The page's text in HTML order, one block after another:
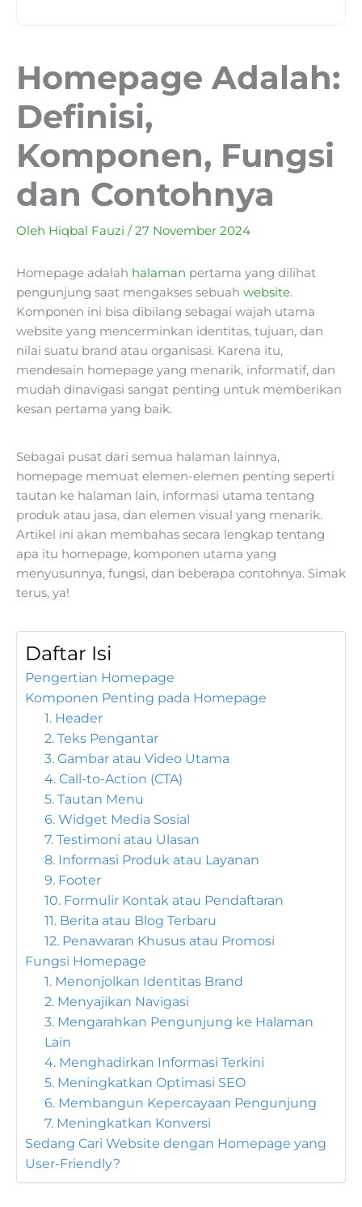
Homepage Adalah:
Definisi,
Komponen, Fungsi
dan Contohnya
Oleh Hiqbal Fauzi /27 November 2024
Homepage adalah halaman pertama yang dilihat
pengunjung saat mengakses sebuah website.
Komponen ini bisa dibilang sebagai wajah utama
website yang mencerminkan identitas, tujuan, dan
nilai suatu brand atau organisasi. Karena itu,
mendesain homepage yang menarik, informatif, dan
mudah dinavigasi sangat penting untuk memberikan
kesan pertama yang baik.
Sebagai pusat dari semua halaman lainnya,
homepage memuat elemen-elemen penting seperti
tautan ke halaman lain, informasi utama tentang
produk atau jasa, dan elemen visual yang menarik.
Artikel ini akan membahas secara lengkap tentang
apa itu homepage, komponen utama yang
menyusunnya, fungsi, dan beberapa contohnya. Simak
terus, ya!
Daftar Isi
Pengertian Homepage
Komponen Penting pada Homepage
1. Header
2. Teks Pengantar
3. Gambar atau Video Utama
4. Call-to-Action (CTA)
5. Tautan Menu
6. Widget Media Sosial
7. Testimoni atau Ulasan
8. Informasi Produk atau Layanan
9. Footer
10. Formulir Kontak atau Pendaftaran
11. Berita atau Blog Terbaru
12. Penawaran Khusus atau Promosi
Fungsi Homepage
1. Menonjolkan Identitas Brand
2. Menyajikan Navigasi
3. Mengarahkan Pengunjung ke Halaman
Lain
4. Menghadirkan Informasi Terkini
5. Meningkatkan Optimasi SEO
6. Membangun Kepercayaan Pengunjung
7. Meningkatkan Konversi
Sedang Cari Website dengan Homepage yang
User-Friendly?